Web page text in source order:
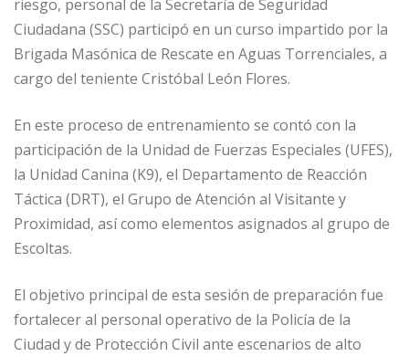
riesgo, personal de la Secretaría de Seguridad
Ciudadana (SSC) participó en un curso impartido por la
Brigada Masónica de Rescate en Aguas Torrenciales, a
cargo del teniente Cristóbal León Flores.
En este proceso de entrenamiento se contó con la
participación de la Unidad de Fuerzas Especiales (UFES),
la Unidad Canina (K9), el Departamento de Reacción
Táctica (DRT), el Grupo de Atención al Visitante y
Proximidad, así como elementos asignados al grupo de
Escoltas.
El objetivo principal de esta sesión de preparación fue
fortalecer al personal operativo de la Policía de la
Ciudad y de Protección Civil ante escenarios de alto